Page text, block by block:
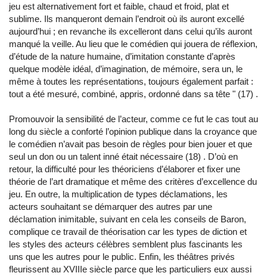
jeu est alternativement fort et faible, chaud et froid, plat et
sublime. Ils manqueront demain l’endroit où ils auront excellé
aujourd’hui ; en revanche ils excelleront dans celui qu’ils auront
manqué la veille. Au lieu que le comédien qui jouera de réflexion,
d’étude de la nature humaine, d’imitation constante d’après
quelque modèle idéal, d’imagination, de mémoire, sera un, le
même à toutes les représentations, toujours également parfait :
tout a été mesuré, combiné, appris, ordonné dans sa tête " (17) .
Promouvoir la sensibilité de l’acteur, comme ce fut le cas tout au
long du siècle a conforté l’opinion publique dans la croyance que
le comédien n’avait pas besoin de règles pour bien jouer et que
seul un don ou un talent inné était nécessaire (18) . D’où en
retour, la difficulté pour les théoriciens d’élaborer et fixer une
théorie de l’art dramatique et même des critères d’excellence du
jeu. En outre, la multiplication de types déclamations, les
acteurs souhaitant se démarquer des autres par une
déclamation inimitable, suivant en cela les conseils de Baron,
complique ce travail de théorisation car les types de diction et
les styles des acteurs célèbres semblent plus fascinants les
uns que les autres pour le public. Enfin, les théâtres privés
fleurissent au XVIIIe siècle parce que les particuliers eux aussi